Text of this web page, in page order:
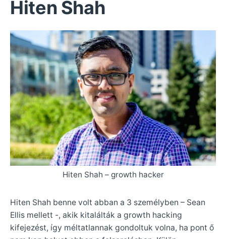
Hiten Shah
Hiten Shah – growth hacker
Hiten Shah benne volt abban a 3 személyben – Sean
Ellis mellett -, akik kitalálták a growth hacking
kifejezést, így méltatlannak gondoltuk volna, ha pont ő